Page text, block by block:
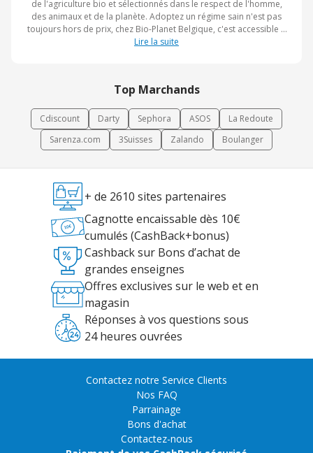
de l'agriculture bio et sélectionnés dans le respect de l'homme,
des animaux et de la planète. Adoptez un régime sain n'est pas
toujours hors de prix, chez Bio-Planet Belgique, c'est accessible à
tous les budgets !
Lire la suite
Top Marchands
Cdiscount Darty Sephora ASOS
La Redoute
Sarenza.com
3Suisses Zalando Boulanger
+ de 2610 sites partenaires
Cagnotte encaissable dès 10€
cumulés (CashBack+bonus)
Cashback sur Bons d’achat de
grandes enseignes
Offres exclusives sur le web et en
magasin
Réponses à vos questions sous
24 heures ouvrées
Contactez notre Service Clients
Nos FAQ
Parrainage
Bons d'achat
Contactez-nous